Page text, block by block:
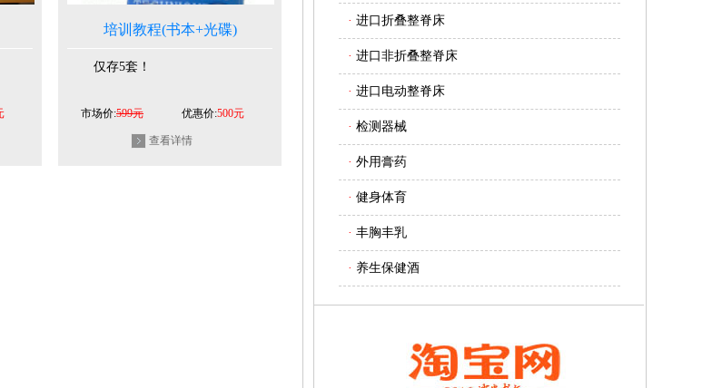
培训教程(书本+光碟)
仅存5套！
市场价:599元 优惠价:500元
查看详情
· 进口折叠整脊床
· 进口非折叠整脊床
· 进口电动整脊床
· 检测器械
· 外用膏药
· 健身体育
· 丰胸丰乳
· 养生保健酒